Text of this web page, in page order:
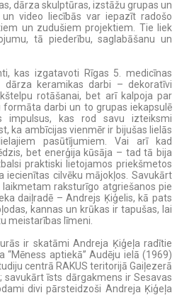
dārza skulptūras, izstāžu grupas un
video liecībās var iepazīt radošo
un zudušiem projektiem. Tie liek
tā piederību, saglabāšanu un
kas izgatavoti Rīgas 5. medicīnas
keramikas darbi – dekoratīvi
rotāšanai, bet arī kalpoja par
darbi un to grupas iekapsulē
impulsus, kas rod savu izteiksmi
ka ambīcijas vienmēr ir bijušas lielās
pasūtījumiem. Vai arī kad
bet enerģija kūsāja – tad tā bija
praktiski lietojamos priekšmetos
iecienītas cilvēku mājokļos. Savukārt
raksturīgo atgriešanos pie
daiļradē – Andrejs Ķiģelis, kā pats
kannas un krūkas ir tapušas, lai
meistarības līmeni.
ir skatāmi Andreja Ķiģeļa radītie
aptiekā” Audēju ielā (1969)
centrā RAKUS teritorijā Gaiļezerā
savukārt īsts dārgakmens ir Sesavas
divi pārsteidzoši Andreja Ķiģeļa